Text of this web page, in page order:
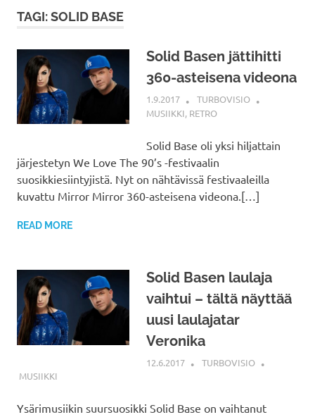
TAGI: SOLID BASE
Solid Basen jättihitti
360-asteisena videona
1.9.2017
TURBOVISIO
MUSIIKKI, RETRO
Solid Base oli yksi hiljattain
järjestetyn We Love The 90’s -festivaalin
suosikkiesiintyjistä. Nyt on nähtävissä festivaaleilla
kuvattu Mirror Mirror 360-asteisena videona.[…]
READ MORE
Solid Basen laulaja
vaihtui – tältä näyttää
uusi laulajatar
Veronika
12.6.2017
TURBOVISIO
MUSIIKKI
Ysärimusiikin suursuosikki Solid Base on vaihtanut